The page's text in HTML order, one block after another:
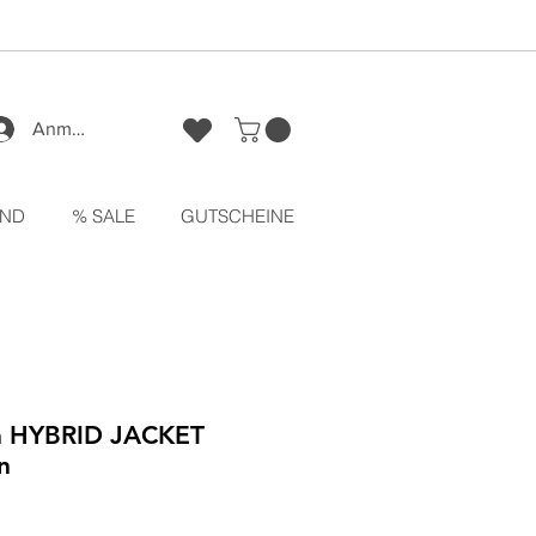
Anmelden
% SALE GUTSCHEINE
JACKET